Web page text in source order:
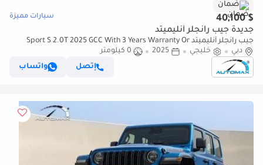
ضمان
$ 40,100 سيارات مميزة
جديدة جيب رانجلر أنليميتد
جيب رانجلر أنليميتد Sport S 2.0T 2025 GCC With 3 Years Warranty Or
100,000 Km
دبي خليجي 2025
0 كيلومتر
إتصل
واتساب